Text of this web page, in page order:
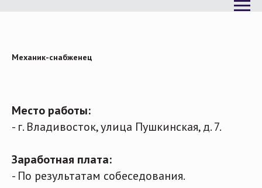
Механик-снабженец
Место работы:
- г. Владивосток, улица Пушкинская, д. 7.
Заработная плата:
- По результатам собеседования.